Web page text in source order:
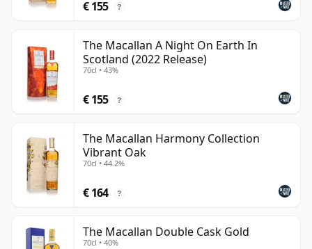
€ 155 ?
The Macallan A Night On Earth In
Scotland (2022 Release)
70cl • 43%
€ 155 ?
The Macallan Harmony Collection
Vibrant Oak
70cl • 44.2%
€ 164 ?
The Macallan Double Cask Gold
70cl • 40%